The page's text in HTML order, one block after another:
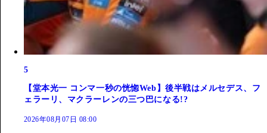
5
【堂本光一 コンマ一秒の恍惚Web】後半戦はメルセデス、フ
ェラーリ、マクラーレンの三つ巴になる!?
2026年08月07日 08:00